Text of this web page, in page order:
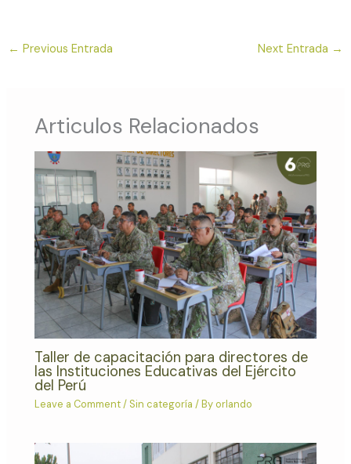
← Previous Entrada Next Entrada →
Articulos Relacionados
Taller de capacitación para directores de
las Instituciones Educativas del Ejército
del Perú
Leave a Comment/ Sin categoría / Byorlando